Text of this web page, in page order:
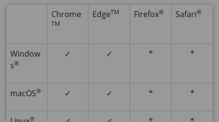
Chrome
TM
EdgeTM Firefox® Safari®
Window
s®
✓ ✓ * *
macOS® ✓ ✓ * *
®